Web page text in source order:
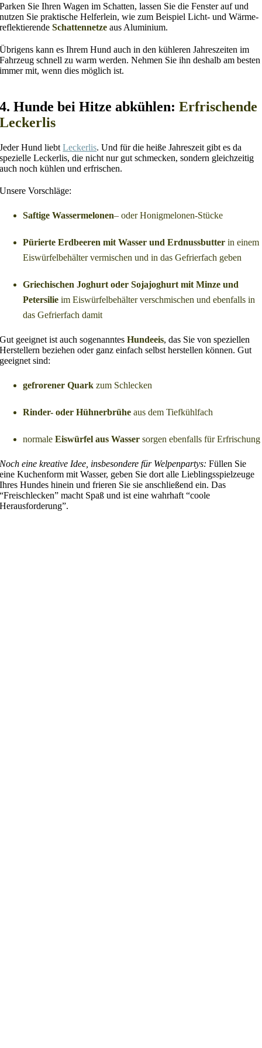
Parken Sie Ihren Wagen im Schatten, lassen Sie die Fenster auf und
nutzen Sie praktische Helferlein, wie zum Beispiel Licht- und Wärme-
reflektierendeSchattennetze aus Aluminium.
Übrigens kann es Ihrem Hund auch in den kühleren Jahreszeiten im
Fahrzeug schnell zu warm werden. Nehmen Sie ihn deshalb am besten
immer mit, wenn dies möglich ist.
4. Hunde bei Hitze abkühlen:Erfrischende
Leckerlis
Jeder Hund liebtLeckerlis. Und für die heiße Jahreszeit gibt es da
spezielle Leckerlis, die nicht nur gut schmecken, sondern gleichzeitig
auch noch kühlen und erfrischen.
Unsere Vorschläge:
Saftige Wassermelonen– oder Honigmelonen-Stücke
Pürierte Erdbeeren mit Wasser und Erdnussbutter in einem
Eiswürfelbehälter vermischen und in das Gefrierfach geben
Griechischen Joghurt oder Sojajoghurt mit Minze und
Petersilie im Eiswürfelbehälter verschmischen und ebenfalls in
das Gefrierfach damit
Gut geeignet ist auch sogenanntesHundeeis, das Sie von speziellen
Herstellern beziehen oder ganz einfach selbst herstellen können. Gut
geeignet sind:
gefrorener Quark zum Schlecken
Rinder- oder Hühnerbrühe aus dem Tiefkühlfach
normaleEiswürfel aus Wasser sorgen ebenfalls für Erfrischung
Noch eine kreative Idee, insbesondere für Welpenpartys: Füllen Sie
eine Kuchenform mit Wasser, geben Sie dort alle Lieblingsspielzeuge
Ihres Hundes hinein und frieren Sie sie anschließend ein. Das
“Freischlecken” macht Spaß und ist eine wahrhaft “coole
Herausforderung”.